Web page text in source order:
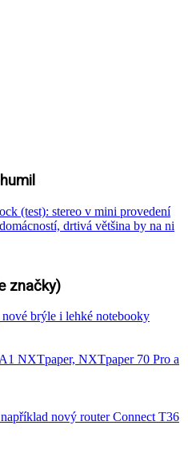
(test): stereo v mini provedení
drtivá většina by na ni
značky)
brýle i lehké notebooky
NXTpaper, NXTpaper 70 Pro a
nový router Connect T36